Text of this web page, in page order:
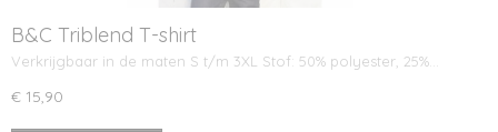
B&C Triblend T-shirt
Verkrijgbaar in de maten S t/m 3XL Stof: 50% polyester, 25%…
€ 15,90